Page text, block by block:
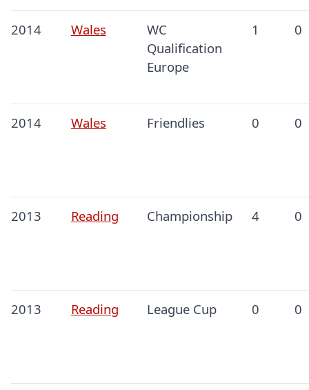
2014 Wales
WC
Qualification
Europe
1 0
2014 Wales Friendlies 0 0
2013 Reading Championship 4 0
2013 Reading League Cup 0 0